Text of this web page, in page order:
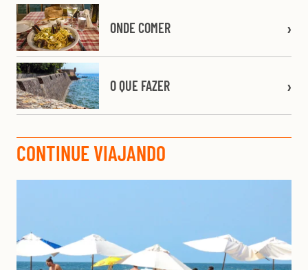
ONDE COMER
O QUE FAZER
CONTINUE VIAJANDO